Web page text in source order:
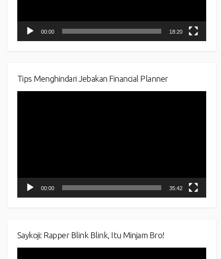
00:00 18:20
Tips Menghindari Jebakan Financial Planner
00:00 35:42
Saykoji: Rapper Blink Blink, Itu Minjam Bro!